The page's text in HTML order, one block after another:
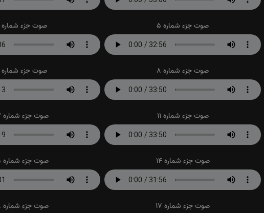
صوت جزء شماره 5 صوت جزء شماره 6
صوت جزء شماره 8 صوت جزء شماره 9
صوت جزء شماره 11 صوت جزء شماره 12
صوت جزء شماره 14 صوت جزء شماره 15
صوت جزء شماره 17 صوت جزء شماره 18